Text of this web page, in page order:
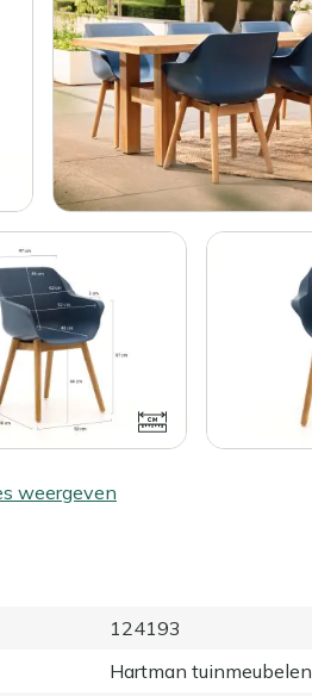
weergeven
124193
Hartman tuinmeubelen